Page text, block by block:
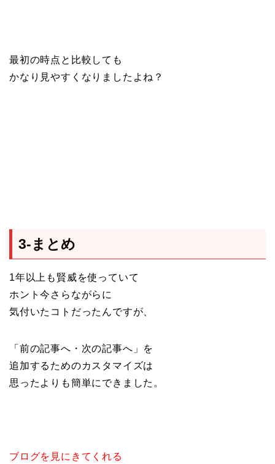
最初の時点と比較しても
かなり見やすくなりましたよね？
3-まとめ
1年以上も賢威を使っていて
ホント今さらながらに
気付いたコトだったんですが、
「前の記事へ・次の記事へ」を
追加するためのカスタマイズは
思ったよりも簡単にできました。
ブログを見にきてくれる